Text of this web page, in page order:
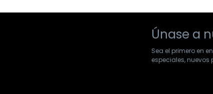
Únase a
Sea el primero en
especiales,